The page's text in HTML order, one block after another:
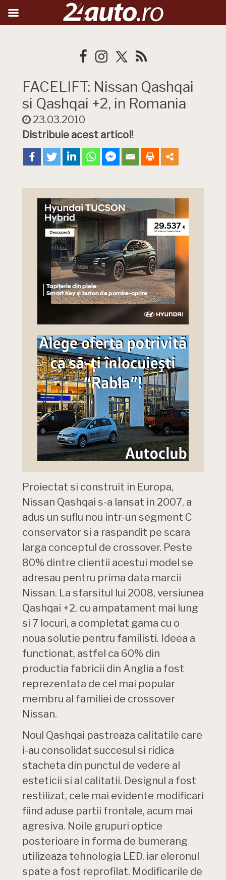
FACELIFT: Nissan Qashqai
si Qashqai +2, in Romania
23.03.2010
Distribuie acest articol!
Proiectat si construit in Europa,
Nissan Qashqai s-a lansat in 2007, a
adus un suflu nou intr-un segment C
conservator si a raspandit pe scara
larga conceptul de crossover. Peste
80% dintre clientii acestui model se
adresau pentru prima data marcii
Nissan. La sfarsitul lui 2008, versiunea
Qashqai +2, cu ampatament mai lung
si 7 locuri, a completat gama cu o
noua solutie pentru familisti. Ideea a
functionat, astfel ca 60% din
productia fabricii din Anglia a fost
reprezentata de cel mai popular
membru al familiei de crossover
Nissan.
Noul Qashqai pastreaza calitatile care
i-au consolidat succesul si ridica
stacheta din punctul de vedere al
esteticii si al calitatii. Designul a fost
restilizat, cele mai evidente modificari
fiind aduse partii frontale, acum mai
agresiva. Noile grupuri optice
posterioare in forma de bumerang
utilizeaza tehnologia LED, iar eleronul
spate a fost reprofilat. Modificarile de